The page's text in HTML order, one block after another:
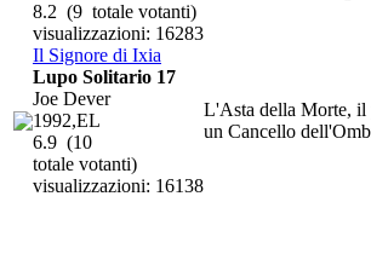
8.2 (9 totale votanti)
visualizzazioni: 16283
Il Signore di Ixia
L'Asta della Morte, il
un Cancello
Lupo Solitario 17
Joe Dever
1992,EL
6.9 (10
totale votanti)
visualizzazioni: 16138